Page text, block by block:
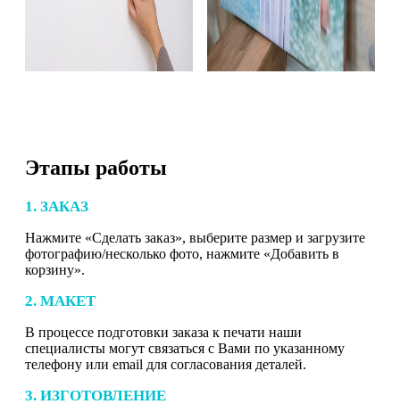
Этапы работы
1. ЗАКАЗ
Нажмите «Сделать заказ», выберите размер и загрузите
фотографию/несколько фото, нажмите «Добавить в
корзину».
2. МАКЕТ
В процессе подготовки заказа к печати наши
специалисты могут связаться с Вами по указанному
телефону или email для согласования деталей.
3. ИЗГОТОВЛЕНИЕ